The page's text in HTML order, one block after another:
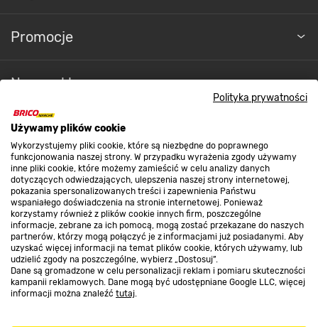
Polityka prywatności
Używamy plików cookie
Wykorzystujemy pliki cookie, które są niezbędne do poprawnego
funkcjonowania naszej strony. W przypadku wyrażenia zgody używamy
inne pliki cookie, które możemy zamieścić w celu analizy danych
dotyczących odwiedzających, ulepszenia naszej strony internetowej,
pokazania spersonalizowanych treści i zapewnienia Państwu
wspaniałego doświadczenia na stronie internetowej. Ponieważ
korzystamy również z plików cookie innych firm, poszczególne
informacje, zebrane za ich pomocą, mogą zostać przekazane do naszych
partnerów, którzy mogą połączyć je z informacjami już posiadanymi. Aby
uzyskać więcej informacji na temat plików cookie, których używamy, lub
udzielić zgody na poszczególne, wybierz „Dostosuj”.
Dane są gromadzone w celu personalizacji reklam i pomiaru skuteczności
kampanii reklamowych. Dane mogą być udostępniane Google LLC, więcej
informacji można znaleźć tutaj.
Promocje
Nasze sklepy
O nas
Kontakt do sklepu
Strefa biznesu
Dołącz do nas